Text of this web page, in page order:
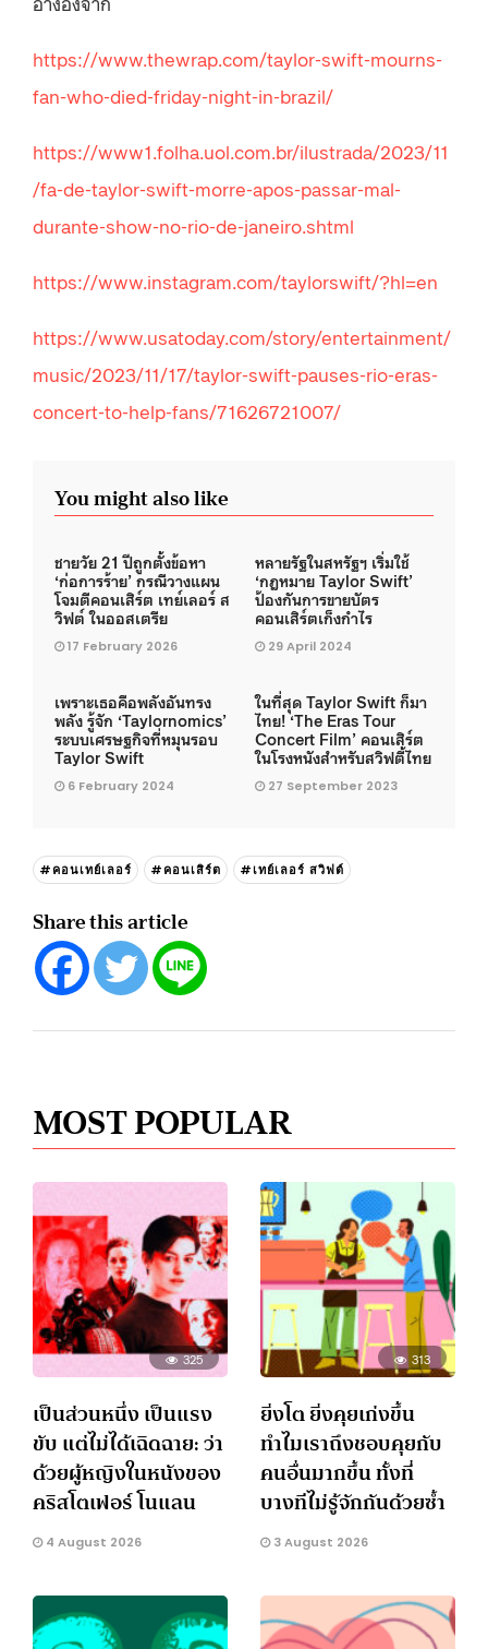
https://www.thewrap.com/taylor-swift-mourns-
fan-who-died-friday-night-in-brazil/
https://www1.folha.uol.com.br/ilustrada/2023/11
/fa-de-taylor-swift-morre-apos-passar-mal-
durante-show-no-rio-de-janeiro.shtml
https://www.instagram.com/taylorswift/?hl=en
https://www.usatoday.com/story/entertainment/
music/2023/11/17/taylor-swift-pauses-rio-eras-
concert-to-help-fans/71626721007/
You might also like
ชายวัย 21 ปีถูกตั้งข้อหา
‘ก่อการร้าย’ กรณีวางแผน
โจมตีคอนเสิร์ต เทย์เลอร์ ส
วิฟต์ ในออสเตรีย
17 February 2026
หลายรัฐในสหรัฐฯ เริ่มใช้
‘กฎหมาย Taylor Swift’
ป้องกันการขายบัตร
คอนเสิร์ตเก็งกำไร
29 April 2024
เพราะเธอคือพลังอันทรง
พลัง รู้จัก ‘Taylornomics’
ระบบเศรษฐกิจที่หมุนรอบ
Taylor Swift
6 February 2024
ในที่สุด Taylor Swift ก็มา
ไทย! ‘The Eras Tour
Concert Film’ คอนเสิร์ต
ในโรงหนังสำหรับสวิฟตี้ไทย
27 September 2023
#คอนเทย์เลอร์ #คอนเสิร์ต #เทย์เลอร์ สวิฟต์
Share this article
MOST POPULAR
325
เป็นส่วนหนึ่ง เป็นแรง
ขับ แต่ไม่ได้เฉิดฉาย: ว่า
ด้วยผู้หญิงในหนังของ
คริสโตเฟอร์ โนแลน
4 August 2026
313
ยิ่งโต ยิ่งคุยเก่งขึ้น
ทำไมเราถึงชอบคุยกับ
คนอื่นมากขึ้น ทั้งที่
บางทีไม่รู้จักกันด้วยซ้ำ
3 August 2026